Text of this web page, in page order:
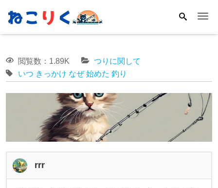
閲覧数：1.89K
つりに関して
いつ きっかけ なぜ 始めた 釣り
rrr